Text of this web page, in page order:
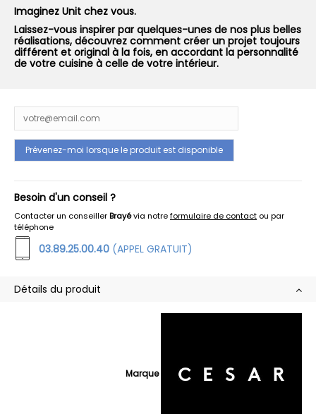
Imaginez Unit chez vous.
Laissez-vous inspirer par quelques-unes de nos plus belles
réalisations, découvrez comment créer un projet toujours
différent et original à la fois, en accordant la personnalité
de votre cuisine à celle de votre intérieur.
Besoin d'un conseil ?
Contacter un conseillerBrayévia notreformulaire de contact ou par
téléphone
03.89.25.00.40 (APPEL GRATUIT)
Détails du produit
Marque